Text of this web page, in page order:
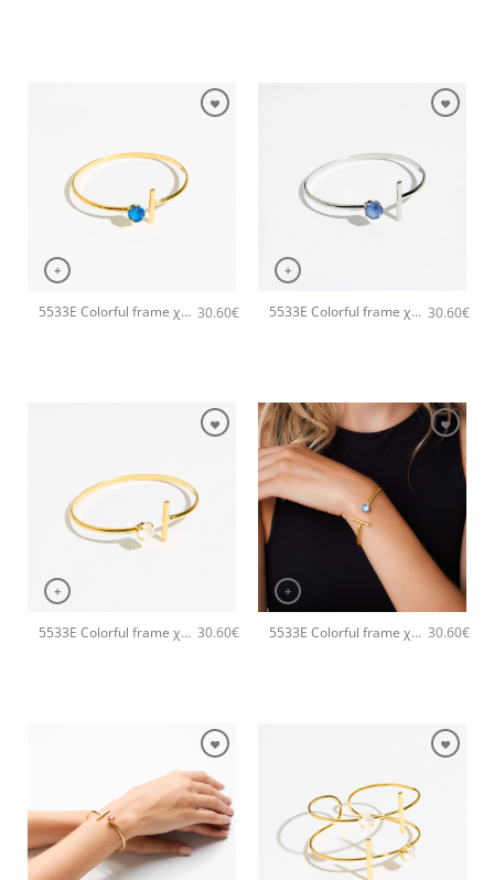
+
5533E Colorful frame χειροποίητο βραχιόλι Catherine bijoux Τυρκουάζ 30.60€
+
5533E Colorful frame χειροποίητο βραχιόλι Catherine bijoux Σιέλ 30.60€
+
5533E Colorful frame χειροποίητο βραχιόλι Catherine bijoux Άσπρο 30.60€
+
5533E Colorful frame χειροποίητο βραχιόλι Catherine bijoux Ασημί 30.60€